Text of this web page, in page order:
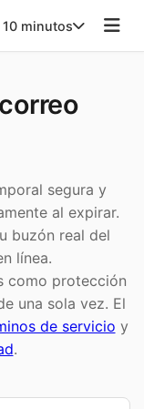
10 minutos
segura y
al expirar.
buzón real del
línea.
como protección
una sola vez. El
de servicio y
.